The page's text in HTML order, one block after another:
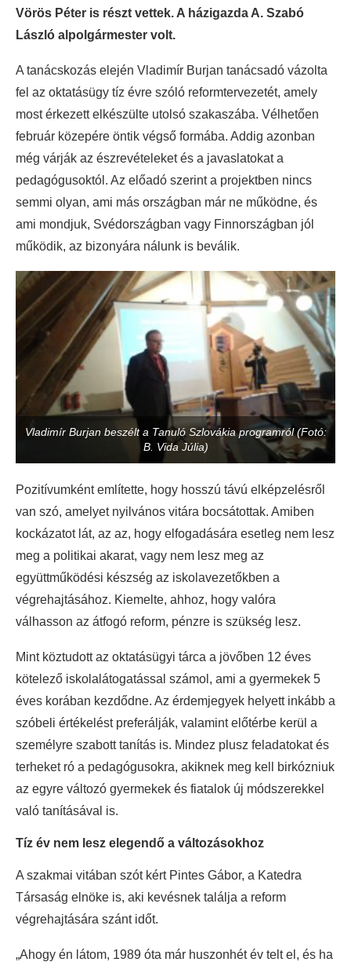
Vörös Péter is részt vettek. A házigazda A. Szabó
László alpolgármester volt.
A tanácskozás elején Vladimír Burjan tanácsadó vázolta
fel az oktatásügy tíz évre szóló reformtervezetét, amely
most érkezett elkészülte utolsó szakaszába. Vélhetően
február közepére öntik végső formába. Addig azonban
még várják az észrevételeket és a javaslatokat a
pedagógusoktól. Az előadó szerint a projektben nincs
semmi olyan, ami más országban már ne működne, és
ami mondjuk, Svédországban vagy Finnországban jól
működik, az bizonyára nálunk is beválik.
Vladimír Burjan beszélt a Tanuló Szlovákia programról (Fotó:
B. Vida Júlia)
Pozitívumként említette, hogy hosszú távú elképzelésről
van szó, amelyet nyilvános vitára bocsátottak. Amiben
kockázatot lát, az az, hogy elfogadására esetleg nem lesz
meg a politikai akarat, vagy nem lesz meg az
együttműködési készség az iskolavezetőkben a
végrehajtásához. Kiemelte, ahhoz, hogy valóra
válhasson az átfogó reform, pénzre is szükség lesz.
Mint köztudott az oktatásügyi tárca a jövőben 12 éves
kötelező iskolalátogatással számol, ami a gyermekek 5
éves korában kezdődne. Az érdemjegyek helyett inkább a
szóbeli értékelést preferálják, valamint előtérbe kerül a
személyre szabott tanítás is. Mindez plusz feladatokat és
terheket ró a pedagógusokra, akiknek meg kell birkózniuk
az egyre változó gyermekek és fiatalok új módszerekkel
való tanításával is.
Tíz év nem lesz elegendő a változásokhoz
A szakmai vitában szót kért Pintes Gábor, a Katedra
Társaság elnöke is, aki kevésnek találja a reform
végrehajtására szánt időt.
„Ahogy én látom, 1989 óta már huszonhét év telt el, és ha